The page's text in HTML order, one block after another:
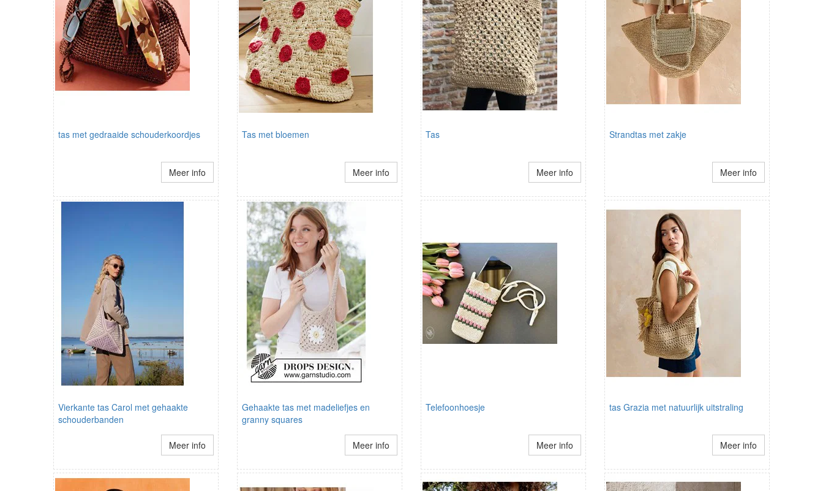
tas met gedraaide schouderkoordjes
Meer info
Tas met bloemen
Meer info
Tas
Meer info
Strandtas met zakje
Meer info
Vierkante tas Carol met gehaakte
schouderbanden
Meer info
Gehaakte tas met madeliefjes en
granny squares
Meer info
Telefoonhoesje
Meer info
tas Grazia met natuurlijk uitstraling
Meer info